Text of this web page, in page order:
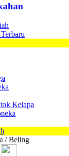
Kelapa
/ Beling